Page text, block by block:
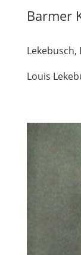
Barmer
Lekebusch,
Louis